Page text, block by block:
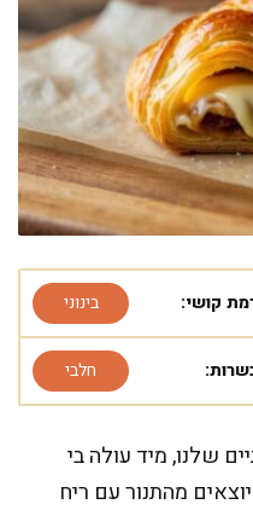
קושי: בינוני
חלבי
שלנו, מיד עולה בי
מהתנור עם ריח